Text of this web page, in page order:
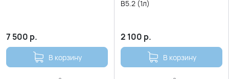
7 500 р.
В корзину
В5.2 (1л)
2 100 р.
В корзину